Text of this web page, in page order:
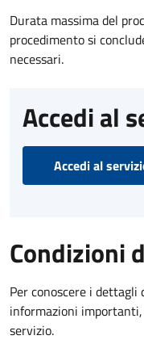
Durata massima del
procedimento si
necessari.
Accedi al
Accedi al
Condizioni
Per conoscere i
informazioni
servizio.